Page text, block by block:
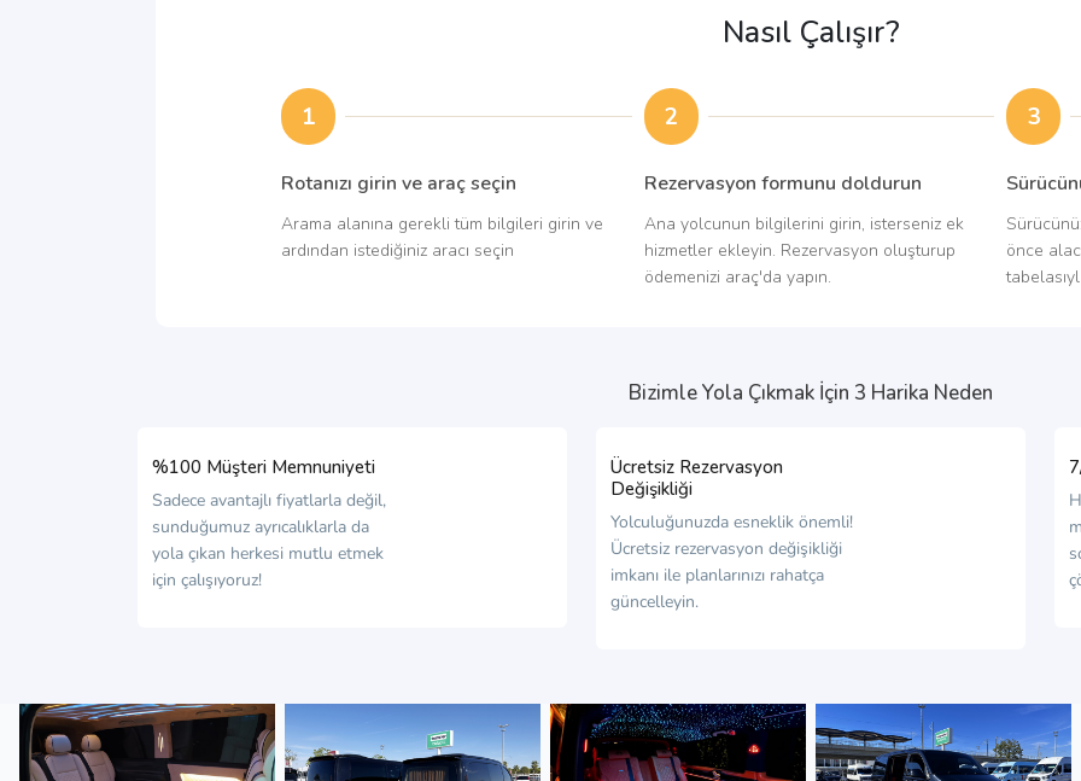
Nasıl Çalışır?
1
Rotanızı girin ve araç seçin
Arama alanına gerekli tüm bilgileri girin ve
ardından istediğiniz aracı seçin
2
Rezervasyon formunu doldurun
Ana yolcunun bilgilerini girin, isterseniz ek
hizmetler ekleyin. Rezervasyon oluşturup
ödemenizi araç'da yapın.
3
önce
Bizimle Yola Çıkmak İçin 3 Harika Neden
%100 Müşteri Memnuniyeti
Sadece avantajlı fiyatlarla değil,
sunduğumuz ayrıcalıklarla da
yola çıkan herkesi mutlu etmek
için çalışıyoruz!
Ücretsiz Rezervasyon
Değişikliği
Yolculuğunuzda esneklik önemli!
Ücretsiz rezervasyon değişikliği
imkanı ile planlarınızı rahatça
güncelleyin.